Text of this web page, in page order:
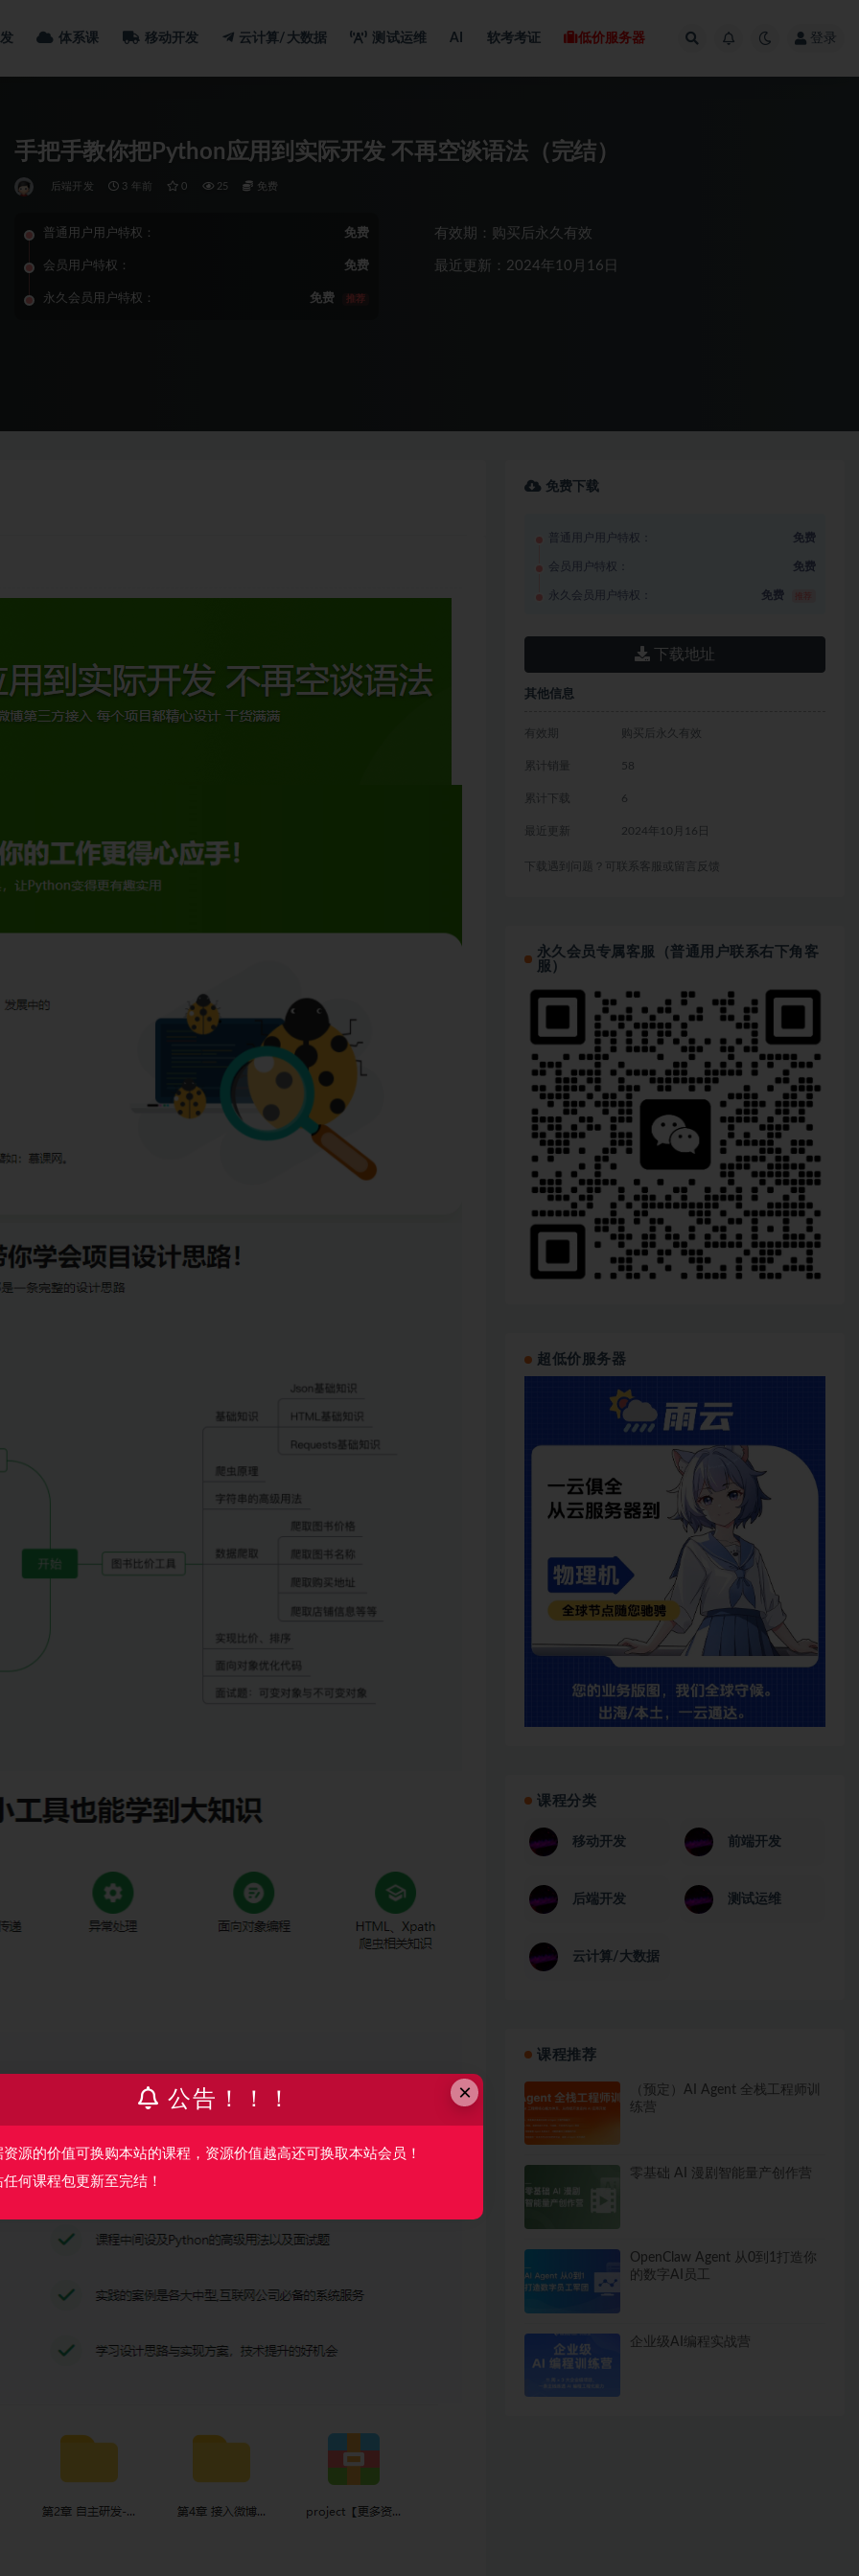
体系课 移动开发 云计算/大数据 测试运维 AI 软考考证 低价服务器 登录
手把手教你把Python应用到实际开发 不再空谈语法（完结）
后端开发 3 年前 0 25 免费
普通用户用户特权： 免费
会员用户特权： 免费
永久会员用户特权： 免费 推荐
有效期：购买后永久有效
最近更新：2024年10月16日
免费下载
普通用户用户特权： 免费
会员用户特权： 免费
永久会员用户特权： 免费
下载地址
其他信息
有效期 购买后永久有效
累计销量 58
累计下载 6
最近更新 2024年10月16日
下载遇到问题？可联系客服或留言反馈
永久会员专属客服（普通用户联系右下角客
服）
超低价服务器
课程分类
移动开发 前端开发
后端开发 测试运维
云计算/大数据
课程推荐
（预定）AI Agent 全栈工程师训
练营
零基础 AI 漫剧智能量产创作营
OpenClaw Agent 从0到1打造你
的数字AI员工
企业级AI编程实战营
×
公告！！！
资源的价值可换购本站的课程，资源价值越高还可换取本站会员！
任何课程包更新至完结！